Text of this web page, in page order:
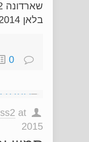
בלאן 2014, […]
0
at
2015